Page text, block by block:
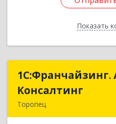
Показать
1С:Франчайзинг.
Консалтинг
Торопец